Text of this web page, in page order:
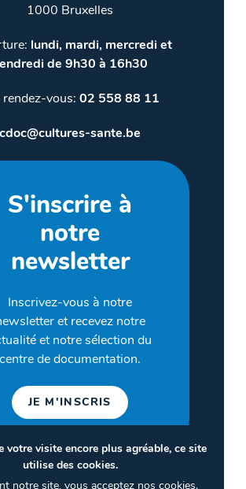
1000 Bruxelles
lundi, mardi, mercredi et
de 9h30 à 16h30
rendez-vous: 02 558 88 11
cdoc@cultures-sante.be
S'inscrire à
notre
newsletter
Inscrivez-vous à notre
et recevez notre
et notre sélection du
centre de documentation.
JE M'INSCRIS
votre visite encore plus agréable, ce site
utilise des cookies.
notre site, vous acceptez nos cookies.